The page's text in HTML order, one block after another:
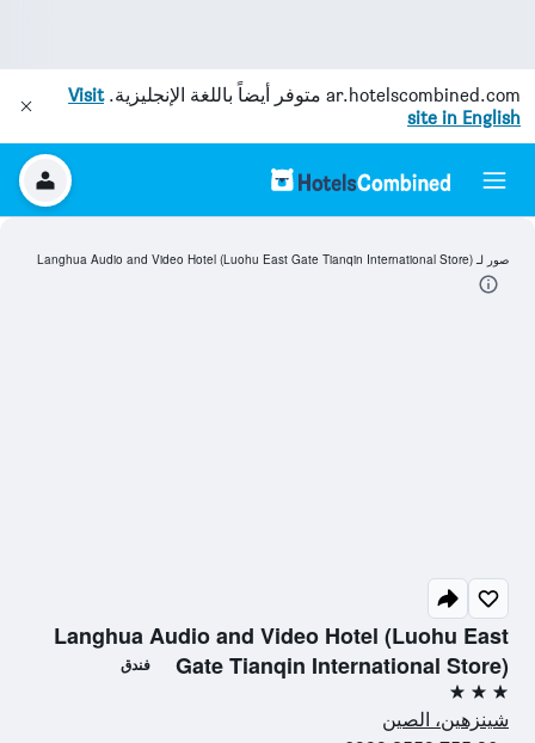
ar.hotelscombined.com متوفر أيضاً باللغة الإنجليزية.Visit
site in English
Langhua Audio and Video Hotel (Luohu East
Gate Tianqin International Store)
فندق
3 نجوم
شينزهين، الصين
صور لـ Langhua Audio and Video Hotel (Luohu East Gate Tianqin International Store)